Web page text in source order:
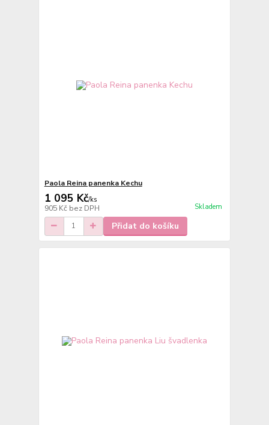
Paola Reina panenka Kechu
1 095 Kč/ks
905 Kč bez DPH Skladem
Přidat do košíku